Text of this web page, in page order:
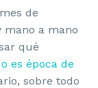
de
mano a mano
qué
es época de
sobre todo